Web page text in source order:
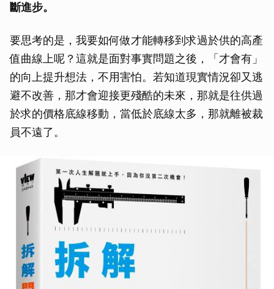
斷進步。
要思考的是，我要如何做才能轉移到求過於供的高產
值曲線上呢？這就是面對事實問題之後，「才會有」
的向上提升想法，不用害怕。若知道現實情況卻又逃
避不改善，那才會迎接更殘酷的未來，那就是往供過
於求的價格底線移動，當低於底線太多，那就離被裁
員不遠了。